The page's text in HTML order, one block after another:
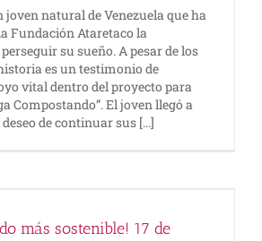
joven natural de Venezuela que ha
Fundación Ataretaco la
su sueño. A pesar de los
es un testimonio de
vital dentro del proyecto para
Compostando”. El joven llegó a
de continuar sus [...]
más sostenible! 17 de